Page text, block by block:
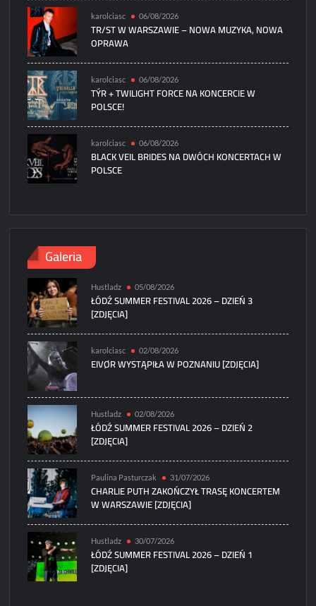
karolciasc 06/08/2026
TR/ST W WARSZAWIE – NOWA MUZYKA, NOWA
OPRAWA
karolciasc 06/08/2026
TÝR + TWILIGHT FORCE NA KONCERCIE W
POLSCE!
karolciasc 06/08/2026
BLACK VEIL BRIDES NA DWÓCH KONCERTACH W
POLSCE
Galeria
Hustladz 05/08/2026
ŁÓDŹ SUMMER FESTIVAL 2026 – DZIEŃ 3
[ZDJĘCIA]
karolciasc 02/08/2026
EIVØR WYSTĄPIŁA W POZNANIU [ZDJĘCIA]
Hustladz 02/08/2026
ŁÓDŹ SUMMER FESTIVAL 2026 – DZIEŃ 2
[ZDJĘCIA]
Paulina Pasturczak 31/07/2026
CHARLIE PUTH ZAKOŃCZYŁ TRASĘ KONCERTEM
W WARSZAWIE [ZDJĘCIA]
Hustladz 30/07/2026
ŁÓDŹ SUMMER FESTIVAL 2026 – DZIEŃ 1
[ZDJĘCIA]